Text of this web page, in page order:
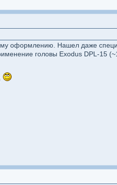
оформлению. Нашел даже
головы Exodus DPL-15